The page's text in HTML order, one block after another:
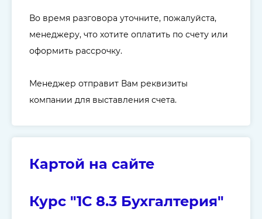
Во время разговора уточните, пожалуйста,
менеджеру, что хотите оплатить по счету или
оформить рассрочку.
Менеджер отправит Вам реквизиты
компании для выставления счета.
Картой на сайте
Курс "1С 8.3 Бухгалтерия"